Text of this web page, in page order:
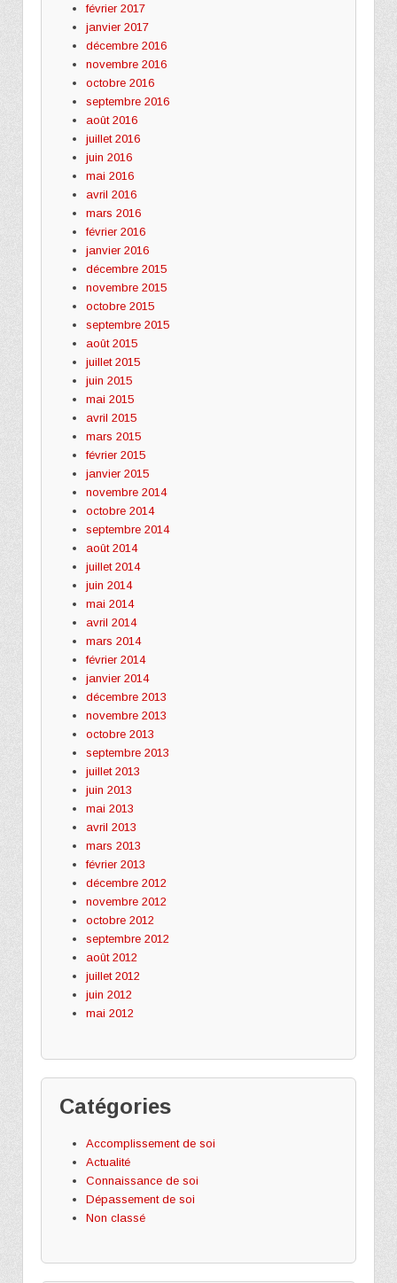
février 2017
janvier 2017
décembre 2016
novembre 2016
octobre 2016
septembre 2016
août 2016
juillet 2016
juin 2016
mai 2016
avril 2016
mars 2016
février 2016
janvier 2016
décembre 2015
novembre 2015
octobre 2015
septembre 2015
août 2015
juillet 2015
juin 2015
mai 2015
avril 2015
mars 2015
février 2015
janvier 2015
novembre 2014
octobre 2014
septembre 2014
août 2014
juillet 2014
juin 2014
mai 2014
avril 2014
mars 2014
février 2014
janvier 2014
décembre 2013
novembre 2013
octobre 2013
septembre 2013
juillet 2013
juin 2013
mai 2013
avril 2013
mars 2013
février 2013
décembre 2012
novembre 2012
octobre 2012
septembre 2012
août 2012
juillet 2012
juin 2012
mai 2012
Catégories
Accomplissement de soi
Actualité
Connaissance de soi
Dépassement de soi
Non classé